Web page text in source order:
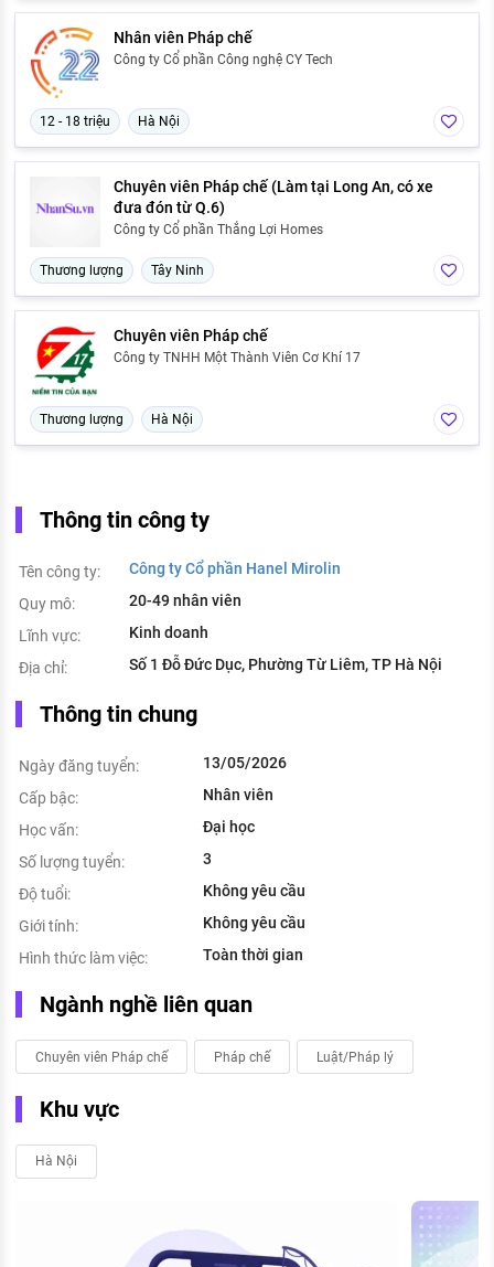
Nhân viên Pháp chế
Công ty Cổ phần Công nghệ CY Tech
12 - 18 triệu Hà Nội
Chuyên viên Pháp chế (Làm tại Long An, có xe
đưa đón từ Q.6)
Công ty Cổ phần Thắng Lợi Homes
Thương lượng Tây Ninh
Chuyên viên Pháp chế
Công ty TNHH Một Thành Viên Cơ Khí 17
Thương lượng Hà Nội
Thông tin công ty
Tên công ty:
Công ty Cổ phần Hanel Mirolin
Quy mô:
20-49 nhân viên
Lĩnh vực:
Kinh doanh
Địa chỉ:
Số 1 Đỗ Đức Dục, Phường Từ Liêm, TP Hà Nội
Thông tin chung
Ngày đăng tuyển:
13/05/2026
Cấp bậc:
Nhân viên
Học vấn:
Đại học
Số lượng tuyển:
3
Độ tuổi:
Không yêu cầu
Giới tính:
Không yêu cầu
Hình thức làm việc:
Toàn thời gian
Ngành nghề liên quan
Chuyên viên Pháp chế Pháp chế Luật/Pháp lý
Khu vực
Hà Nội